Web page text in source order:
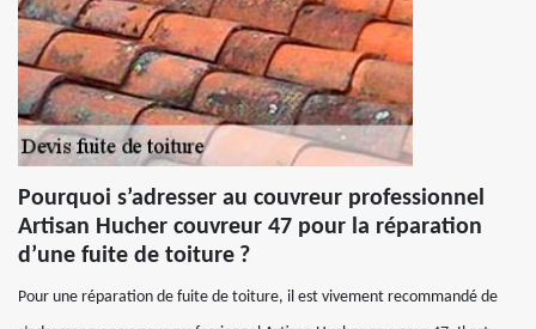
Pourquoi s’adresser au couvreur professionnel
Artisan Hucher couvreur 47 pour la réparation
d’une fuite de toiture ?
Pour une réparation de fuite de toiture, il est vivement recommandé de